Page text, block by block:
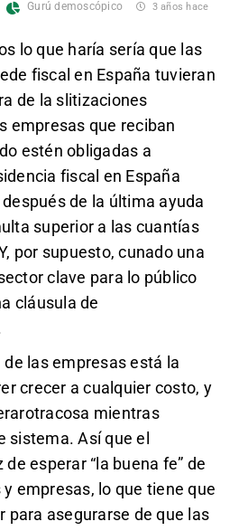
Gurú demoscópico 3 años hace
lo que haría sería que las
fiscal en España tuvieran
de la slitizaciones
empresas que reciban
estén obligadas a
fiscal en España
de la última ayuda
superior a las cuantías
por supuesto, cunado una
clave para lo público
cláusula de
de las empresas está la
crecer a cualquier costo, y
mientras
sistema. Así que el
esperar “la buena fe” de
empresas, lo que tiene que
para asegurarse de que las